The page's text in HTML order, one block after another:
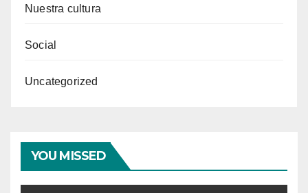
Nuestra cultura
Social
Uncategorized
YOU MISSED